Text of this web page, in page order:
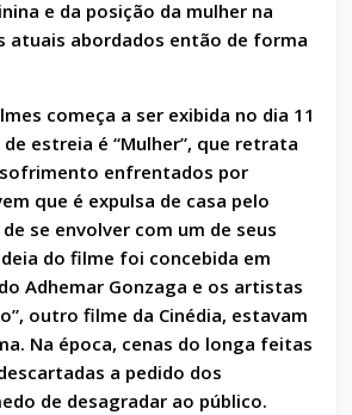
e da posição da mulher na
atuais abordados então de forma
começa a ser exibida no dia 11
estreia é “Mulher”, que retrata
enfrentados por
que é expulsa de casa pelo
se envolver com um de seus
do filme foi concebida em
Adhemar Gonzaga e os artistas
outro filme da Cinédia, estavam
Na época, cenas do longa feitas
a pedido dos
de desagradar ao público.